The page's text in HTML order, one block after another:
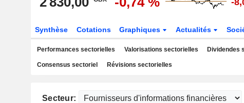
-
Synthèse Cotations Graphiques Actualités
Performances sectorielles Valorisations sectorielles Dividendes
Consensus sectoriel Révisions sectorielles
Secteur: